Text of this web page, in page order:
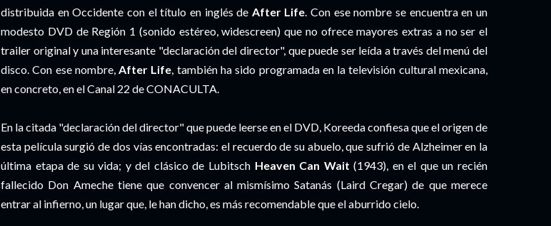
distribuida en Occidente con el título en inglés de After Life. Con ese nombre se encuentra en un
modesto DVD de Región 1 (sonido estéreo, widescreen) que no ofrece mayores extras a no ser el
trailer original y una interesante "declaración del director", que puede ser leída a través del menú del
disco. Con ese nombre,After Life, también ha sido programada en la televisión cultural mexicana,
en concreto, en el Canal 22 de CONACULTA.
En la citada "declaración del director" que puede leerse en el DVD, Koreeda confiesa que el origen de
esta película surgió de dos vías encontradas: el recuerdo de su abuelo, que sufrió de Alzheimer en la
última etapa de su vida; y del clásico de Lubitsch Heaven Can Wait (1943), en el que un recién
fallecido Don Ameche tiene que convencer al mismísimo Satanás (Laird Cregar) de que merece
entrar al infierno, un lugar que, le han dicho, es más recomendable que el aburrido cielo.